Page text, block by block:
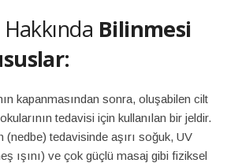
Hakkında Bilinmesi
kapanmasından sonra, oluşabilen cilt
tedavisi için kullanılan bir jeldir.
(nedbe) tedavisinde aşırı soğuk, UV
ışını) ve çok güçlü masaj gibi fiziksel